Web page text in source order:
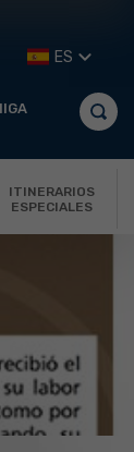
ES
ITINERARIOS
ESPECIALES